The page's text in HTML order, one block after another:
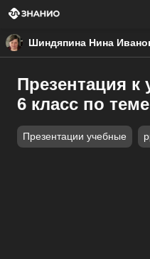
Шиндяпина Нина
Презентация к
6 класс по
Презентации учебные